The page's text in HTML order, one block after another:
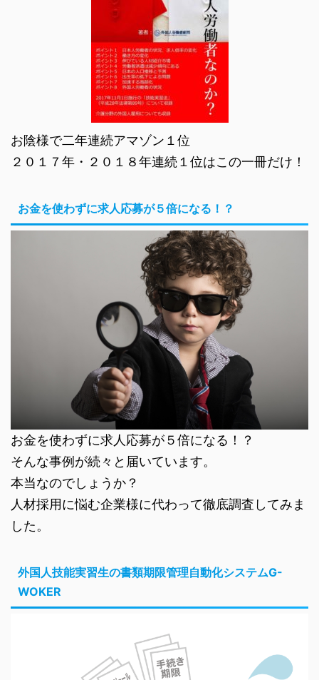
お陰様で二年連続アマゾン１位
２０１７年・２０１８年連続１位はこの一冊だけ！
お金を使わずに求人応募が５倍になる！？
お金を使わずに求人応募が５倍になる！？
そんな事例が続々と届いています。
本当なのでしょうか？
人材採用に悩む企業様に代わって徹底調査してみま
した。
外国人技能実習生の書類期限管理自動化システムG-
WOKER